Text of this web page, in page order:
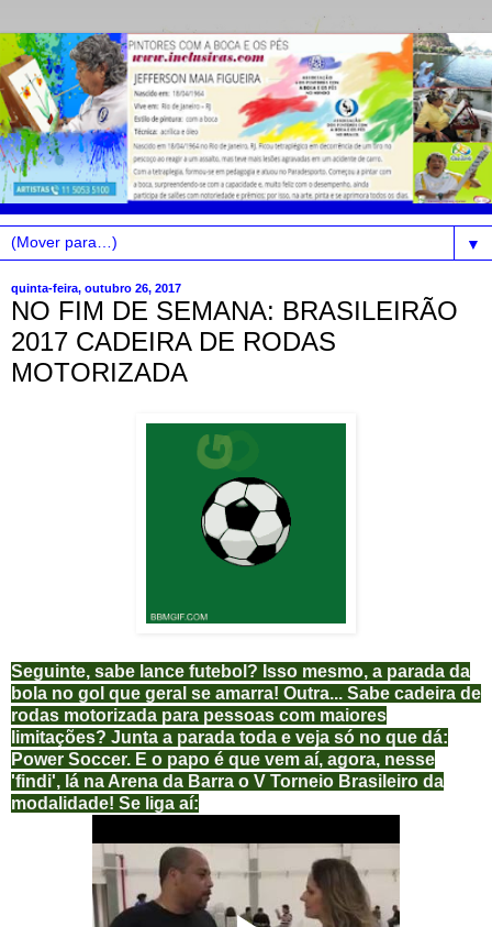
▼
quinta-feira, outubro 26, 2017
NO FIM DE SEMANA: BRASILEIRÃO
2017 CADEIRA DE RODAS
MOTORIZADA
Seguinte, sabe lance futebol? Isso mesmo, a parada da
bola no gol que geral se amarra! Outra... Sabe cadeira de
rodas motorizada para pessoas com maiores
limitações? Junta a parada toda e veja só no que dá:
Power Soccer. E o papo é que vem aí, agora, nesse
'findi', lá na Arena da Barra o V Torneio Brasileiro da
modalidade! Se liga aí: